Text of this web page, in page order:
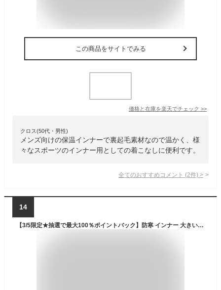
この商品をサイトでみる
価格と在庫を楽天でチェック >>
クロス(50代・男性)
メンズ向けの保温インナーで裏起毛素材なので温かく、様
々なスポーツのインナー用としての着こなしに便利です。
全てのおすすめコメント (2件) >
14
【3/5限定★抽選で最大100％ポイントバック】防寒 インナー 大きいサイズ メンズ 裏ボア M〜5L ( 長袖 裏起毛 あったかインナー 暖かい あたたかい 裏シャギー ストレッチ 極暖 ストレッチ 動きやすい 冬 寒さ対策 肌着 Tシャツ M L LL 3L 4L 5L )【在庫限り】